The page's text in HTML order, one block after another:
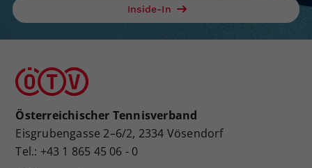
Inside-In
Österreichischer Tennisverband
Eisgrubengasse 2–6/2, 2334 Vösendorf
Tel.: +43 1 865 45 06 - 0